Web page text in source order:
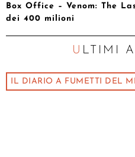
Box Office – Venom: The
dei 400 milioni
ULTIMI
IL DIARIO A FUMETTI DEL